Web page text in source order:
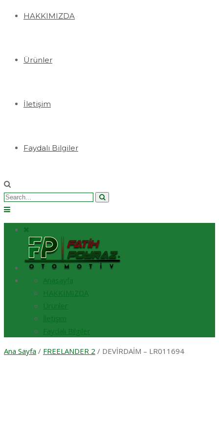
HAKKIMIZDA
Ürünler
İletişim
Faydalı Bilgiler
Search
for:
Anasayfa
HAKKIMIZDA
Ürünler
İletişim
Faydalı Bilgiler
Ana Sayfa / FREELANDER 2 / DEVİRDAİM – LR011694